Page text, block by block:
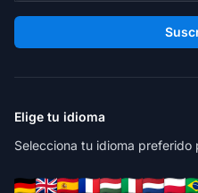
Elige tu idioma
Selecciona tu idioma preferido